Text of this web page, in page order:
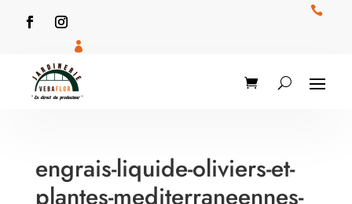


engrais-liquide-oliviers-et-
plantes-mediterraneennes-